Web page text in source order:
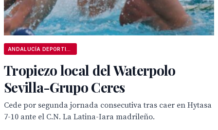
Tropiezo local del Waterpolo
Sevilla-Grupo Ceres
Cede por segunda jornada consecutiva tras caer en Hytasa
7-10 ante el C.N. La Latina-Iara madrileño.